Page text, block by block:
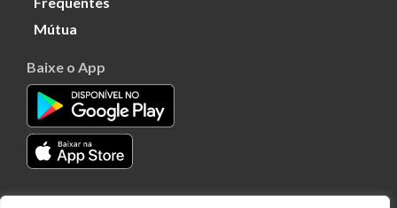
Mútua
Baixe o App
Transparência